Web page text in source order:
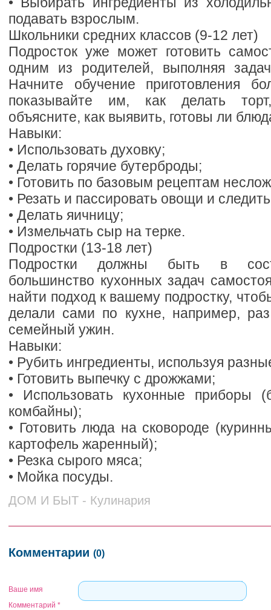
подавать взрослым.
Школьники средних классов (9-12 лет)
Подросток уже может готовить
одним из родителей, выполняя
Начните обучение приготовления
показывайте им, как делать
объясните, как выявить, готовы ли
Навыки:
• Использовать духовку;
• Делать горячие бутерброды;
• Готовить по базовым рецептам
• Резать и пассировать овощи и
• Делать яичницу;
• Измельчать сыр на терке.
Подростки (13-18 лет)
Подростки должны быть в
большинство кухонных задач
найти подход к вашему подростку,
делали сами по кухне, например,
семейный ужин.
Навыки:
• Рубить ингредиенты, используя
• Готовить выпечку с дрожжами;
• Использовать кухонные приборы
комбайны);
• Готовить люда на сковороде
картофель жаренный);
• Резка сырого мяса;
• Мойка посуды.
ДОМ И БЫТ - Кулинария
Комментарии (0)
Ваше имя
Комментарий *